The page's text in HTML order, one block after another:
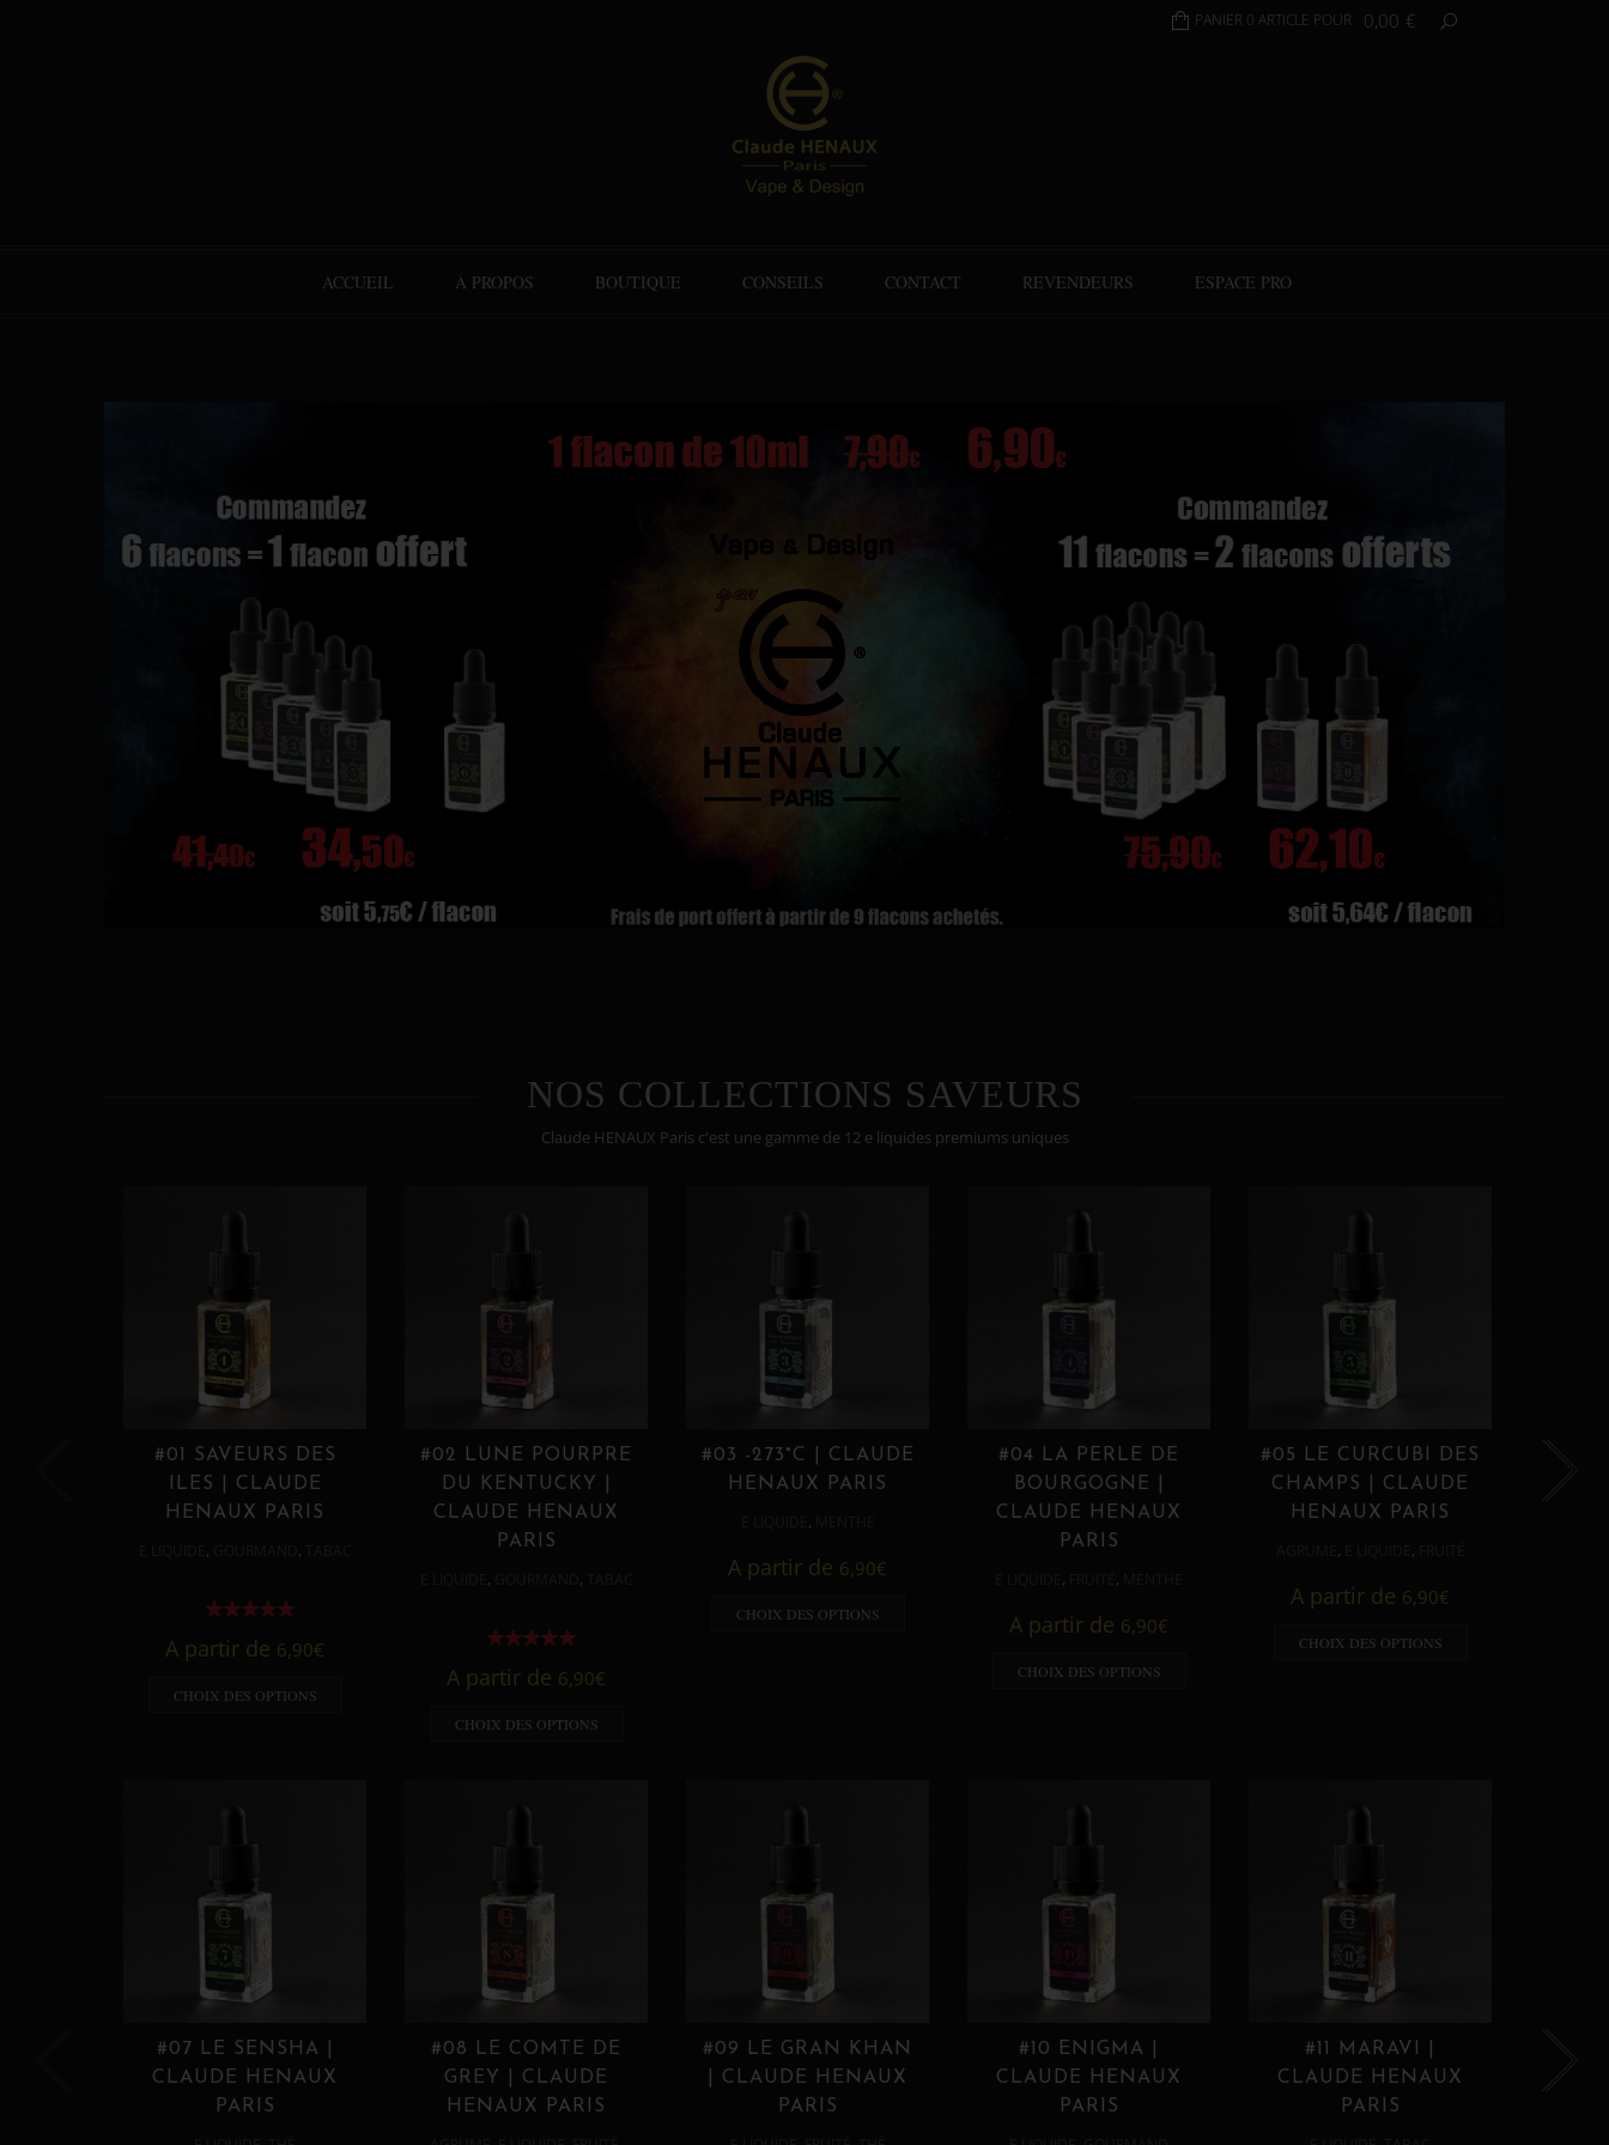
PANIER 0 ARTICLE POUR 0,00 €
ACCUEIL À PROPOS BOUTIQUE CONSEILS CONTACT REVENDEURS ESPACE PRO
NOS COLLECTIONS SAVEURS
Claude HENAUX Paris c'est une gamme de 12 e liquides premiums uniques
#01 SAVEURS DES
ILES | CLAUDE
HENAUX PARIS
, ,
A partir de 6,90€
CHOIX DES OPTIONS
#02 LUNE POURPRE
DU KENTUCKY |
CLAUDE HENAUX
PARIS
, ,
A partir de 6,90€
CHOIX DES OPTIONS
#03 -273°C | CLAUDE
HENAUX PARIS
,
A partir de 6,90€
CHOIX DES OPTIONS
#04 LA PERLE DE
BOURGOGNE |
CLAUDE HENAUX
PARIS
, ,
A partir de 6,90€
CHOIX DES OPTIONS
#05 LE CURCUBI DES
CHAMPS | CLAUDE
HENAUX PARIS
, ,
A partir de 6,90€
CHOIX DES OPTIONS
#07 LE SENSHA |
CLAUDE HENAUX
PARIS
#08 LE COMTE DE
GREY | CLAUDE
HENAUX PARIS
#09 LE GRAN KHAN
| CLAUDE HENAUX
PARIS
#10 ENIGMA |
CLAUDE HENAUX
PARIS
#11 MARAVI |
CLAUDE HENAUX
PARIS